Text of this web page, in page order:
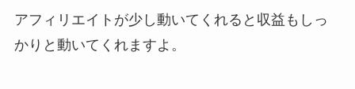
アフィリエイトが少し動いてくれると収益もしっ
かりと動いてくれますよ。